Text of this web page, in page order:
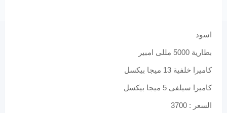
اسود
بطارية 5000 مللى امبير
كاميرا خلفية 13 ميجا بيكسل
كاميرا سيلفى 5 ميجا بيكسل
السعر : 3700